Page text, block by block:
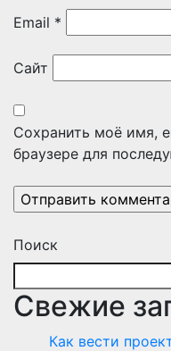
Email *
Сайт
Сохранить моё имя,
браузере для
Поиск
Свежие
Как вести